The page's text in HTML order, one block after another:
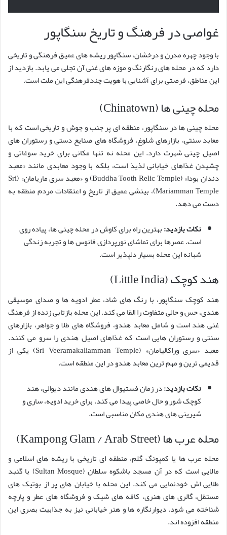
غواصی در فرهنگ و تاریخ سنگاپور
با وجود چهره مدرن و درخشان، سنگاپور ریشه های عمیق فرهنگی و تاریخی
دارد که در محله های رنگارنگ و موزه های غنی آن تجلی می یابد. بازدید از
این مناطق، فرصتی برای آشنایی با هویت چندفرهنگی این ملت است.
محله چینی ها (Chinatown)
محله چینی ها در سنگاپور، منطقه ای پر جنب و جوش و تاریخی است که با
معابد سنتی، بازارهای شلوغ، فروشگاه های صنایع دستی و رستوران های
اصیل چینی شهرت دارد. این محله نه تنها مکانی برای خرید سوغاتی و
چشیدن غذاهای خیابانی لذیذ است، بلکه با وجود معابدی مانند «معبد
دندان بودا» (Buddha Tooth Relic Temple) و «معبد سری ماریامان» (Sri
Mariamman Temple)، بینشی عمیق از تاریخ و اعتقادات مردم منطقه به
دست می دهد.
نکات بازدید:بهترین راه برای کاوش در محله چینی ها، پیاده روی
است. عصرها برای تماشای نورپردازی فانوس ها و تجربه زندگی
شبانه این محله بسیار دلپذیر است.
هند کوچک (Little India)
هند کوچک سنگاپور، با رنگ های شاد، عطر ادویه ها و صدای موسیقی
هندی، حس و حالی متفاوت را القا می کند. این محله بازتابی زنده از فرهنگ
غنی هند است و شامل معابد هندو، فروشگاه های طلا و جواهر، بازارهای
سنتی و رستوران هایی است که غذاهای اصیل هندی را سرو می کنند.
معبد «سری وراکالیامان» (Sri Veeramakaliamman Temple) یکی از
قدیمی ترین و مهم ترین معابد هندو در این منطقه است.
نکات بازدید:در زمان فستیوال های هندی مانند دیوالی، هند
کوچک شور و حال خاصی پیدا می کند. برای خرید ادویه، ساری و
شیرینی های هندی مکان مناسبی است.
محله عرب ها (Kampong Glam / Arab Street)
محله عرب ها یا کمپونگ گلم، منطقه ای تاریخی با ریشه های اسلامی و
مالایی است که در آن مسجد باشکوه سلطان (Sultan Mosque) با گنبد
طلایی اش خودنمایی می کند. این محله با خیابان های پر از بوتیک های
مستقل، گالری های هنری، کافه های شیک و فروشگاه های عطر و پارچه
شناخته می شود. دیوارنگاره ها و هنر خیابانی نیز به جذابیت بصری این
منطقه افزوده اند.